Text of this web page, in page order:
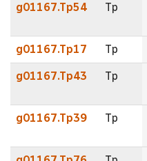
g01167.Tp54 Tp
g01167.Tp17 Tp
g01167.Tp43 Tp
g01167.Tp39 Tp